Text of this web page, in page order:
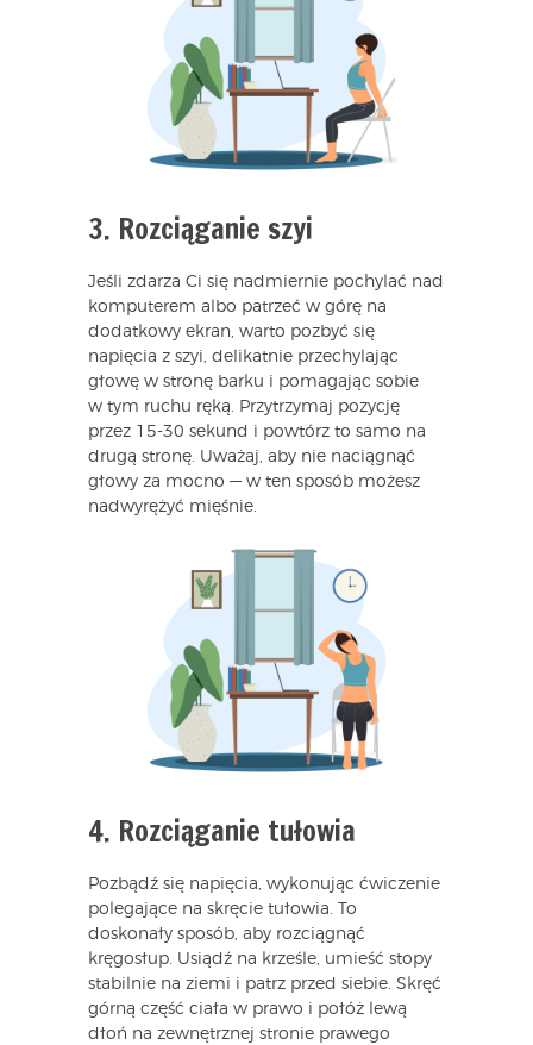
3. Rozciąganie szyi
Jeśli zdarza Ci się nadmiernie pochylać nad
komputerem albo patrzeć w górę na
dodatkowy ekran, warto pozbyć się
napięcia z szyi, delikatnie przechylając
głowę w stronę barku i pomagając sobie
w tym ruchu ręką. Przytrzymaj pozycję
przez 15-30 sekund i powtórz to samo na
drugą stronę. Uważaj, aby nie naciągnąć
głowy za mocno — w ten sposób możesz
nadwyrężyć mięśnie.
4. Rozciąganie tułowia
Pozbądź się napięcia, wykonując ćwiczenie
polegające na skręcie tułowia. To
doskonały sposób, aby rozciągnąć
kręgosłup. Usiądź na krześle, umieść stopy
stabilnie na ziemi i patrz przed siebie. Skręć
górną część ciała w prawo i połóż lewą
dłoń na zewnętrznej stronie prawego